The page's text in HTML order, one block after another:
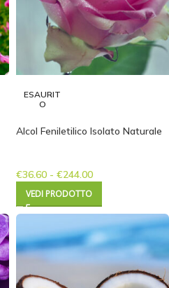
ESAURIT
O
Alcol Feniletilico Isolato Naturale
€36.60 - €244.00
VEDI PRODOTTO